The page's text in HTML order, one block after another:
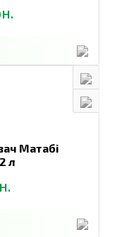
Матабі
л